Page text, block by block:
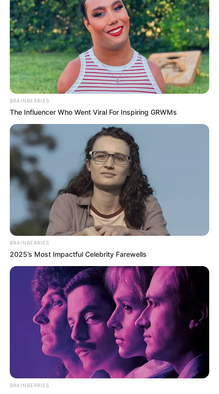
BRAINBERRIES
The Influencer Who Went Viral For Inspiring GRWMs
BRAINBERRIES
2025’s Most Impactful Celebrity Farewells
BRAINBERRIES